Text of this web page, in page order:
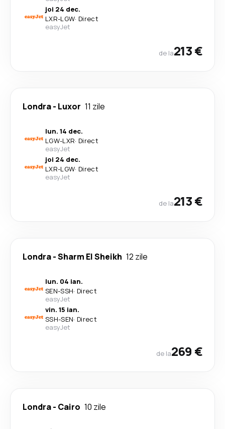
joi 24 dec.
LXR-LGW· Direct
easyJet
de la213 €
Londra- Luxor 11 zile
lun. 14 dec.
LGW-LXR· Direct
easyJet
joi 24 dec.
LXR-LGW· Direct
easyJet
de la213 €
Londra-Sharm El Sheikh 12 zile
lun. 04 ian.
SEN-SSH· Direct
easyJet
vin. 15 ian.
SSH-SEN· Direct
easyJet
de la269 €
Londra- Cairo 10 zile